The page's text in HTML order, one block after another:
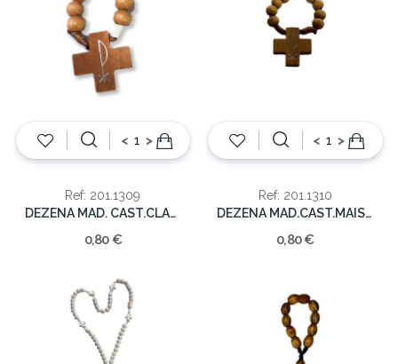
< >
Ref: 201.1309
DEZENA MAD. CAST.CLARO 5cm
0,80 €
< >
Ref: 201.1310
DEZENA MAD.CAST.MAIS CLARO 5cm
0,80 €